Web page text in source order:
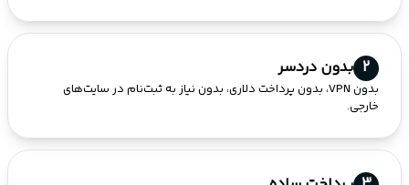
2 بدون دردسر
بدون VPN، بدون پرداخت دلاری، بدون نیاز به ثبت‌نام در سایت‌های
خارجی.